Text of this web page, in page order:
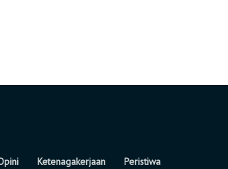
Ketenagakerjaan
Peristiwa